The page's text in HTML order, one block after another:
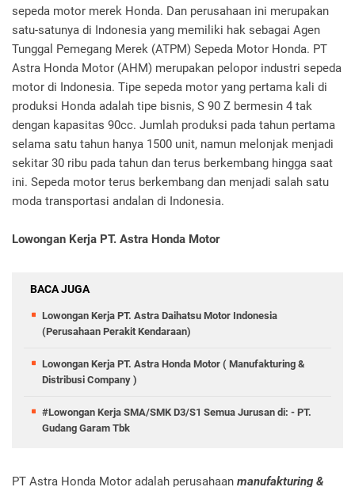
sepeda motor merek Honda. Dan perusahaan ini merupakan
satu-satunya di Indonesia yang memiliki hak sebagai Agen
Tunggal Pemegang Merek (ATPM) Sepeda Motor Honda. PT
Astra Honda Motor (AHM) merupakan pelopor industri sepeda
motor di Indonesia. Tipe sepeda motor yang pertama kali di
produksi Honda adalah tipe bisnis, S 90 Z bermesin 4 tak
dengan kapasitas 90cc. Jumlah produksi pada tahun pertama
selama satu tahun hanya 1500 unit, namun melonjak menjadi
sekitar 30 ribu pada tahun dan terus berkembang hingga saat
ini. Sepeda motor terus berkembang dan menjadi salah satu
moda transportasi andalan di Indonesia.
Lowongan Kerja PT. Astra Honda Motor
BACA JUGA
Lowongan Kerja PT. Astra Daihatsu Motor Indonesia
(Perusahaan Perakit Kendaraan)
Lowongan Kerja PT. Astra Honda Motor ( Manufakturing &
Distribusi Company )
#Lowongan Kerja SMA/SMK D3/S1 Semua Jurusan di: - PT.
Gudang Garam Tbk
PT Astra Honda Motor adalah perusahaan manufakturing &